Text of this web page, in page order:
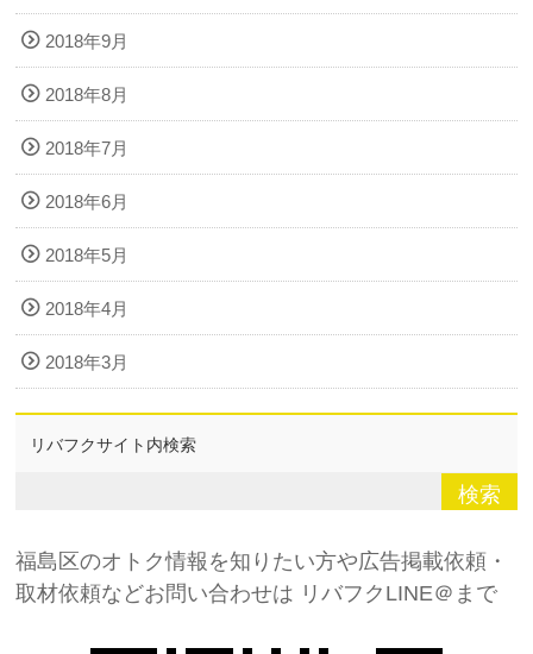
2018年9月
2018年8月
2018年7月
2018年6月
2018年5月
2018年4月
2018年3月
リバフクサイト内検索
福島区のオトク情報を知りたい方や広告掲載依頼・
取材依頼などお問い合わせは リバフクLINE＠まで